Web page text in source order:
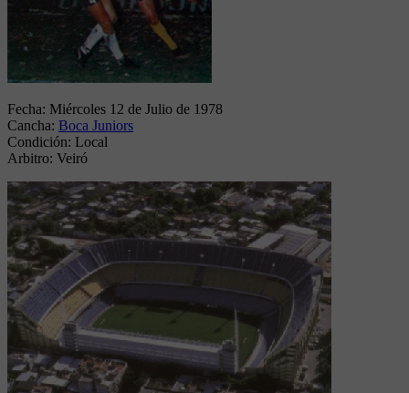
Fecha: Miércoles 12 de Julio de 1978
Cancha: Boca Juniors
Condición: Local
Arbitro: Veiró